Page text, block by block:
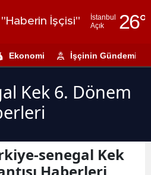
"Haberin İşçisi"
İstanbul
Açık
26°
Adıyaman
Ankara
Ekonomi İşçinin Gündemi
Kek 6. Dönem
senegal Kek
Haberleri